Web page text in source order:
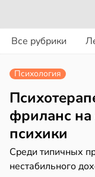
Все рубрики
Психология
фриланс на
психики
Среди типичных
нестабильного
в19:27